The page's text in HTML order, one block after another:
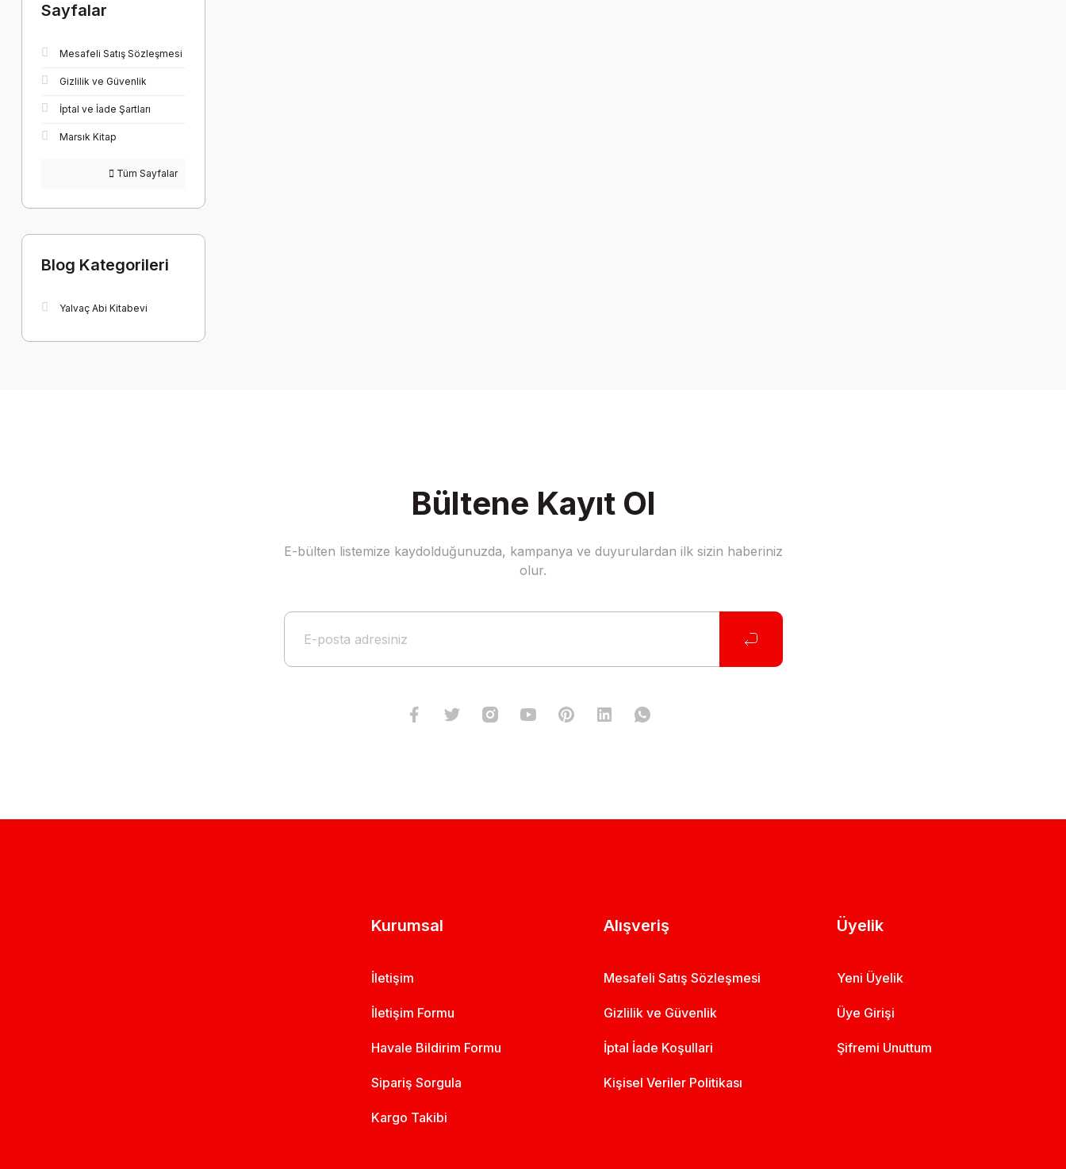
Sayfalar
Mesafeli Satış Sözleşmesi
Gizlilik ve Güvenlik
İptal ve İade Şartları
Marsık Kitap
Tüm Sayfalar
Blog Kategorileri
Yalvaç Abi Kitabevi
Bültene Kayıt Ol
E-bülten listemize kaydolduğunuzda, kampanya ve duyurulardan ilk sizin haberiniz
olur.
Kurumsal
İletişim
İletişim Formu
Havale Bildirim Formu
Sipariş Sorgula
Kargo Takibi
Alışveriş
Mesafeli Satış Sözleşmesi
Gizlilik ve Güvenlik
İptal İade Koşullari
Kişisel Veriler Politikası
Üyelik
Yeni Üyelik
Üye Girişi
Şifremi Unuttum